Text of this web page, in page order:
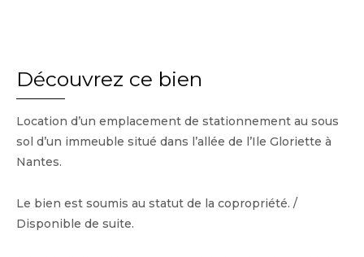
Découvrez ce bien
Location d’un emplacement de stationnement au sous
sol d’un immeuble situé dans l’allée de l’Ile Gloriette à
Nantes.
Le bien est soumis au statut de la copropriété. /
Disponible de suite.